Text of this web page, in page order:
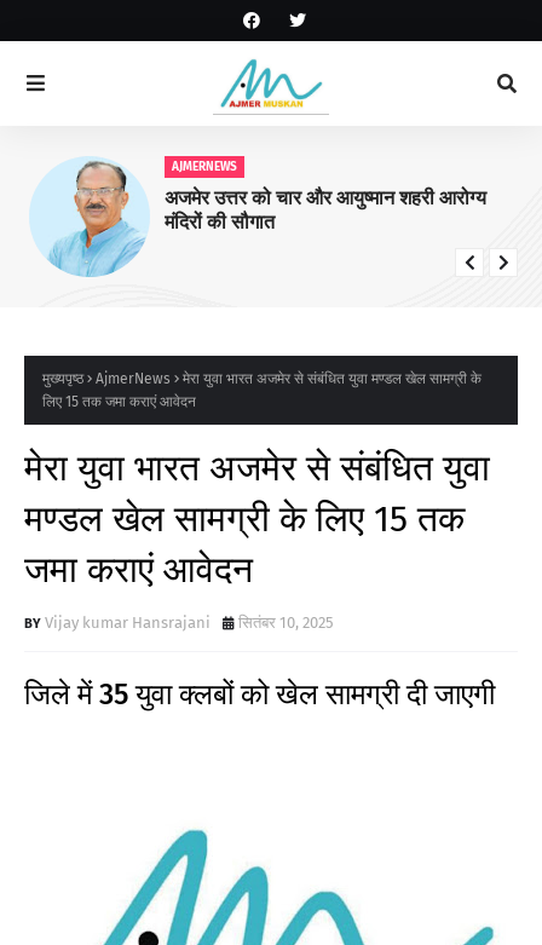
AJMERNEWS
अजमेर उत्तर को चार और आयुष्मान शहरी आरोग्य
मंदिरों की सौगात
मुख्यपृष्ठ AjmerNews
मेरा युवा भारत अजमेर से संबंधित युवा मण्डल खेल सामग्री के
लिए 15 तक जमा कराएं आवेदन
मेरा युवा भारत अजमेर से संबंधित युवा
मण्डल खेल सामग्री के लिए 15 तक
जमा कराएं आवेदन
Vijay kumar Hansrajani सितंबर 10, 2025
जिले में 35 युवा क्लबों को खेल सामग्री दी जाएगी